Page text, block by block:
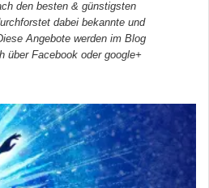
den besten & günstigsten
dabei bekannte und
Angebote werden im Blog
über Facebook oder google+